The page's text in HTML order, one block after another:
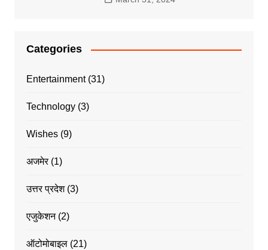
Categories
Entertainment(31)
Technology(3)
Wishes(9)
अजमेर(1)
उत्तर प्रदेश(3)
एजुकेशन(2)
ऑटोमोबाइल(21)